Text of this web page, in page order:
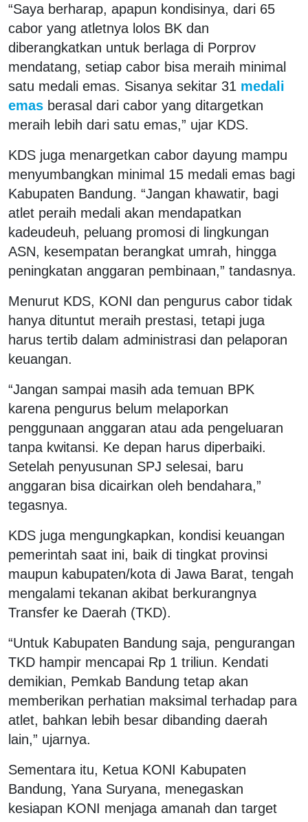
“Saya berharap, apapun kondisinya, dari 65
cabor yang atletnya lolos BK dan
diberangkatkan untuk berlaga di Porprov
mendatang, setiap cabor bisa meraih minimal
satu medali emas. Sisanya sekitar 31 medali
emas berasal dari cabor yang ditargetkan
meraih lebih dari satu emas,” ujar KDS.
KDS juga menargetkan cabor dayung mampu
menyumbangkan minimal 15 medali emas bagi
Kabupaten Bandung. “Jangan khawatir, bagi
atlet peraih medali akan mendapatkan
kadeudeuh, peluang promosi di lingkungan
ASN, kesempatan berangkat umrah, hingga
peningkatan anggaran pembinaan,” tandasnya.
Menurut KDS, KONI dan pengurus cabor tidak
hanya dituntut meraih prestasi, tetapi juga
harus tertib dalam administrasi dan pelaporan
keuangan.
“Jangan sampai masih ada temuan BPK
karena pengurus belum melaporkan
penggunaan anggaran atau ada pengeluaran
tanpa kwitansi. Ke depan harus diperbaiki.
Setelah penyusunan SPJ selesai, baru
anggaran bisa dicairkan oleh bendahara,”
tegasnya.
KDS juga mengungkapkan, kondisi keuangan
pemerintah saat ini, baik di tingkat provinsi
maupun kabupaten/kota di Jawa Barat, tengah
mengalami tekanan akibat berkurangnya
Transfer ke Daerah (TKD).
“Untuk Kabupaten Bandung saja, pengurangan
TKD hampir mencapai Rp 1 triliun. Kendati
demikian, Pemkab Bandung tetap akan
memberikan perhatian maksimal terhadap para
atlet, bahkan lebih besar dibanding daerah
lain,” ujarnya.
Sementara itu, Ketua KONI Kabupaten
Bandung, Yana Suryana, menegaskan
kesiapan KONI menjaga amanah dan target